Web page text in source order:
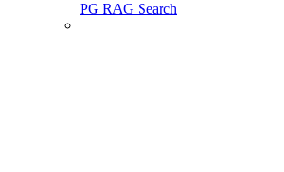
PG RAG Search